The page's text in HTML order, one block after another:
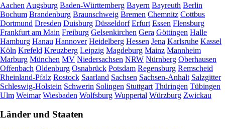
Aachen Augsburg Baden-Württemberg Bayern Bayreuth Berlin
Bochum Brandenburg Braunschweig Bremen Chemnitz Cottbus
Dortmund Dresden Duisburg Düsseldorf Erfurt Essen Flensburg
Frankfurt am Main Freiburg Gelsenkirchen Gera Göttingen Halle
Hamburg Hanau Hannover Heidelberg Hessen Jena Karlsruhe Kassel
Köln Krefeld Kreuzberg Leipzig Magdeburg Mainz Mannheim
Marburg München MV Niedersachsen NRW Nürnberg Oberhausen
Offenbach Oldenburg Osnabrück Potsdam Regensburg Remscheid
Rheinland-Pfalz Rostock Saarland Sachsen Sachsen-Anhalt Salzgitter
Schleswig-Holstein Schwerin Solingen Stuttgart Thüringen Tübingen
Ulm Weimar Wiesbaden Wolfsburg Wuppertal Würzburg Zwickau
Länder und Staaten